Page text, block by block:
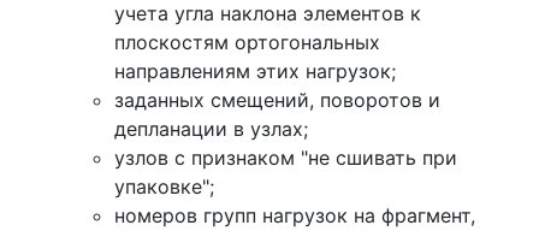
учета угла наклона элементов к
плоскостям ортогональных
направлениям этих нагрузок;
заданных смещений, поворотов и
депланации в узлах;
узлов с признаком "не сшивать при
упаковке";
номеров групп нагрузок на фрагмент,